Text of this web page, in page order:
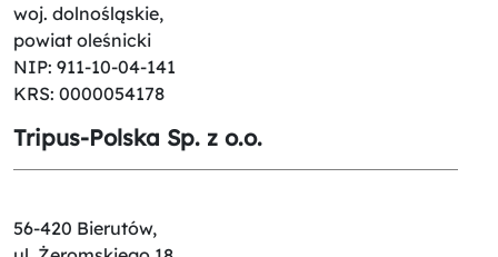
woj. dolnośląskie,
powiat oleśnicki
NIP: 911-10-04-141
KRS: 0000054178
Tripus-Polska Sp. z o.o.
56-420 Bierutów,